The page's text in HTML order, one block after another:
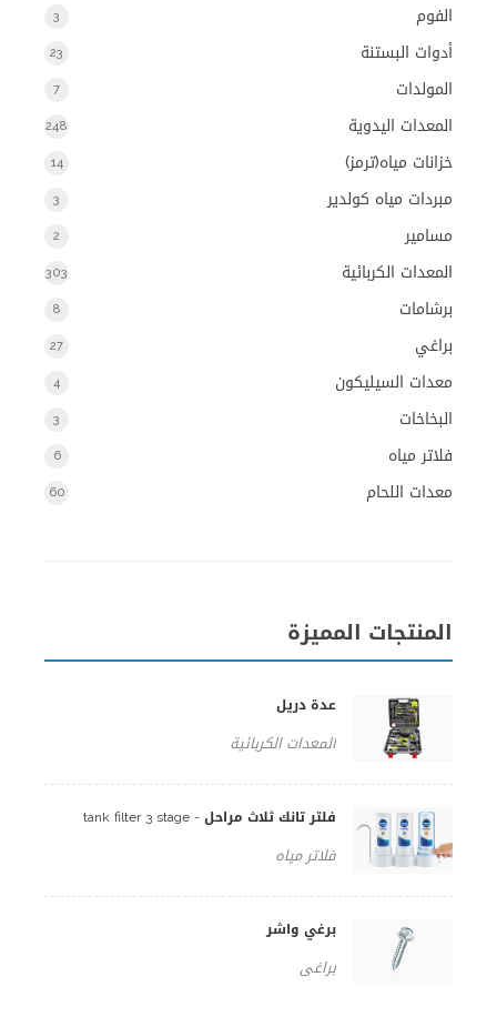
الفوم 3
أدوات البستنة 23
المولدات 7
المعدات اليدوية 248
خزانات مياه(ترمز) 14
مبردات مياه كولدير 3
مسامير 2
المعدات الكربائية 303
برشامات 8
براغي 27
معدات السيليكون 4
البخاخات 3
فلاتر مياه 6
معدات اللحام 60
المنتجات المميزة
عدة دريل
المعدات الكربائية
فلتر تانك ثلاث مراحل - tank filter 3 stage
فلاتر مياه
برغي واشر
براغي